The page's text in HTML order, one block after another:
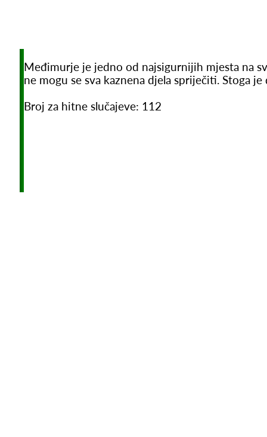
Međimurje je jedno od najsigurnijih mjesta na
ne mogu se sva kaznena djela spriječiti. Stoga
Broj za hitne slučajeve: 112